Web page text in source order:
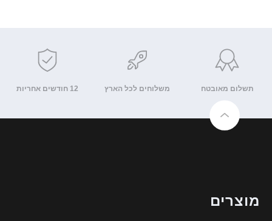
תשלום מאובטח משלוחים לכל הארץ 12 חודשים אחריות
מוצרים